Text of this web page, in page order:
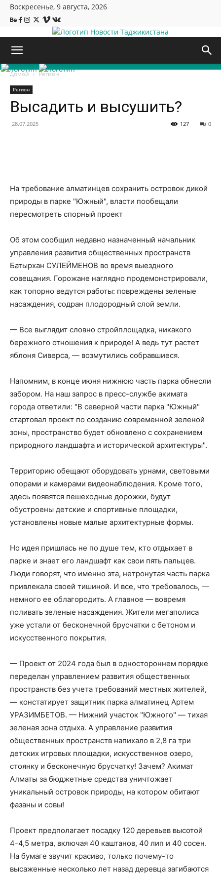
Воскресенье, 9 августа, 2026
Новости Таджикистана
Домой Регион
Регион
Высадить и высушить?
28.07.2025 0
127
На требование алматинцев сохранить островок дикой
природы в парке "Южный", власти пообещали
пересмотреть спорный проект
Об этом сообщил недавно назначенный начальник
управления развития общественных пространств
Батырхан СУЛЕЙМЕНОВ во время выездного
совещания. Горожане наглядно продемонстрировали,
как топорно ведутся работы: повреждены зеленые
насаждения, содран плодородный слой земли.
— Все выглядит словно стройплощадка, никакого
бережного отношения к природе! А ведь тут растет
яблоня Сиверса, — возмутились собравшиеся.
Напомним, в конце июня нижнюю часть парка обнесли
забором. На наш запрос в пресс-службе акимата
города ответили: "В северной части парка "Южный"
стартовал проект по созданию современной зеленой
зоны, пространство будет обновлено с сохранением
природного ландшафта и исторической архитектуры".
Территорию обещают оборудовать урнами, световыми
опорами и камерами видеонаблюдения. Кроме того,
здесь появятся пешеходные дорожки, будут
обустроены детские и спортивные площадки,
установлены новые малые архитектурные формы.
Но идея пришлась не по душе тем, кто отдыхает в
парке и знает его ландшафт как свои пять пальцев.
Люди говорят, что именно эта, нетронутая часть парка
привлекала своей тишиной. И все, что требовалось, —
немного ее облагородить. А главное — вовремя
поливать зеленые насаждения. Жители мегаполиса
уже устали от бесконечной брусчатки с бетоном и
искусственного покрытия.
— Проект от 2024 года был в одностороннем порядке
переделан управлением развития общественных
пространств без учета требований местных жителей,
— констатирует защитник парка алматинец Артем
УРАЗИМБЕТОВ. — Нижний участок "Южного" — тихая
зеленая зона отдыха. А управление развития
общественных пространств напихало в 2,8 га три
детских игровых площадки, искусственное озеро,
стоянку и бесконечную брусчатку! Зачем? Акимат
Алматы за бюджетные средства уничтожает
уникальный островок природы, на котором обитают
фазаны и совы!
Проект предполагает посадку 120 деревьев высотой
4-4,5 метра, включая 40 каштанов, 40 лип и 40 сосен.
На бумаге звучит красиво, только почему-то
высаженные несколько лет назад деревца загибаются